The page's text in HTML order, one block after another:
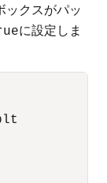
ックスがパッ
に設定しま